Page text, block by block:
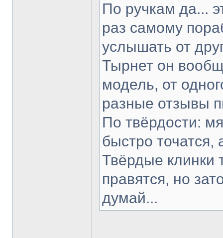
По ручкам да...
раз самому
услышать от
Тырнет он
модель, от
разные отзывы
По твёрдости:
быстро точатся,
Твёрдые клинки
правятся, но
думай...